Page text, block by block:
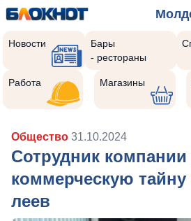
Новости
Бары
- рестораны
Работа Магазины
Общество 31.10.2024
Сотрудник компании
коммерческую
леев